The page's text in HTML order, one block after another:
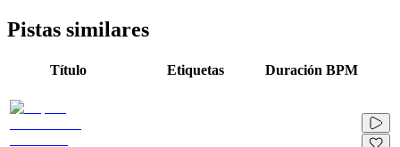
Pistas similares
Título Etiquetas Duración BPM